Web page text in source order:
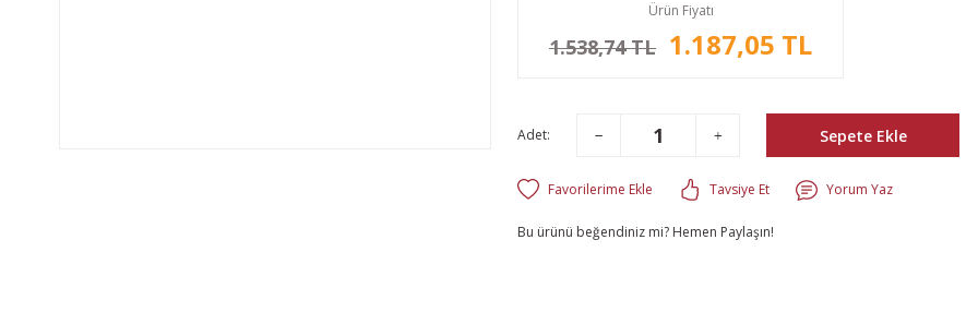
Ürün Fiyatı
1.538,74 TL 1.187,05 TL
Adet: Sepete Ekle
Tavsiye Et Yorum Yaz
Bu ürünü beğendiniz mi? Hemen Paylaşın!